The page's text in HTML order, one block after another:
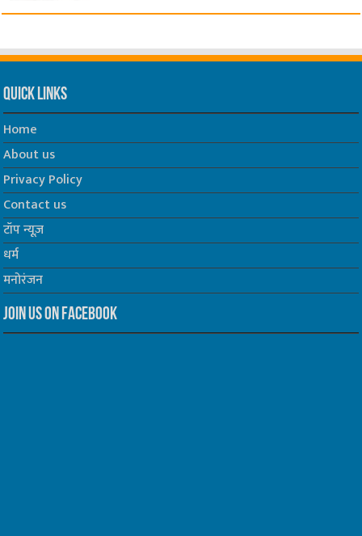
Quick Links
Home
About us
Privacy Policy
Contact us
टॉप न्यूज़
धर्म
मनोरंजन
Join us on Facebook